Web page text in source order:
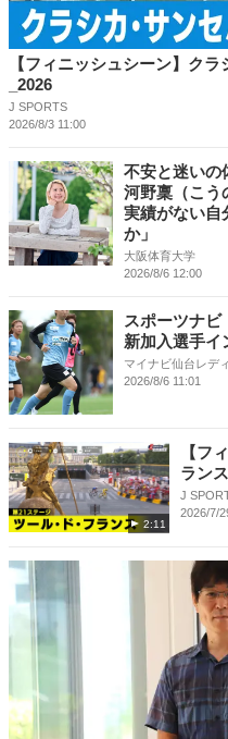
【フィニッシュシーン】ク
_2026
J SPORTS
2026/8/3 11:00
不安と迷い
河野稟（こ
実績がない自
か」
大阪体育大学
2026/8/6 12:00
スポーツナ
新加入選手イ
マイナビ仙台レデ
2026/8/6 11:01
2:11
【フ
ラン
J
2026/7/